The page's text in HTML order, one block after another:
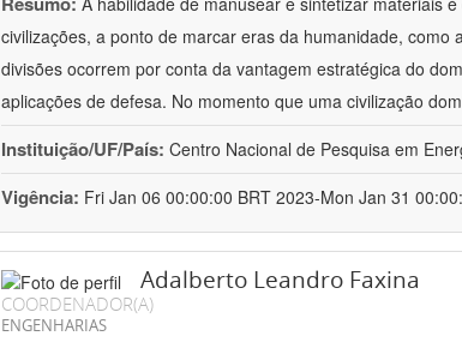
civilizações, a ponto de marcar eras da humanidade,
divisões ocorrem por conta da vantagem estratégica do
aplicações de defesa. No momento que uma civilização
Instituição/UF/País: Centro Nacional de Pesquisa em
Vigência: Fri Jan 06 00:00:00 BRT 2023-Mon Jan 31
Adalberto Leandro Faxina
COORDENADOR(A)
ENGENHARIAS